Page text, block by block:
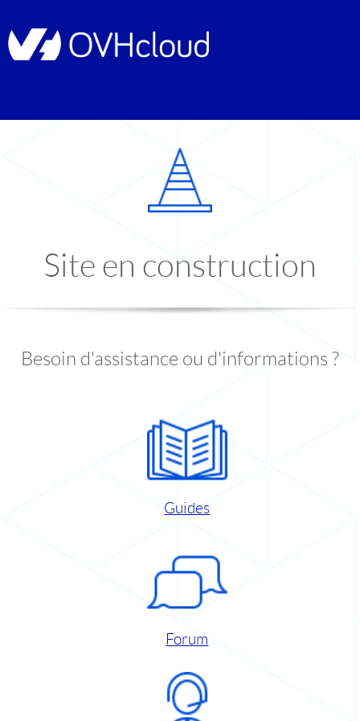
Site en construction
Besoin d'assistance ou d'informations ?
Guides
Forum